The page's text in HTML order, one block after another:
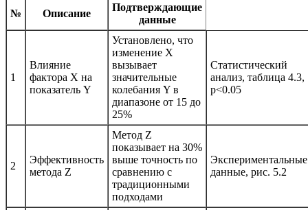
№ Описание
Подтверждающие
данные
1
Влияние
фактора X на
показатель Y
Установлено, что
изменение X
вызывает
значительные
колебания Y в
диапазоне от 15 до
25%
Статистический
анализ, таблица 4.3,
р<0.05
2
Эффективность
метода Z
Метод Z
показывает на 30%
выше точность по
сравнению с
традиционными
подходами
Экспериментальные
данные, рис. 5.2